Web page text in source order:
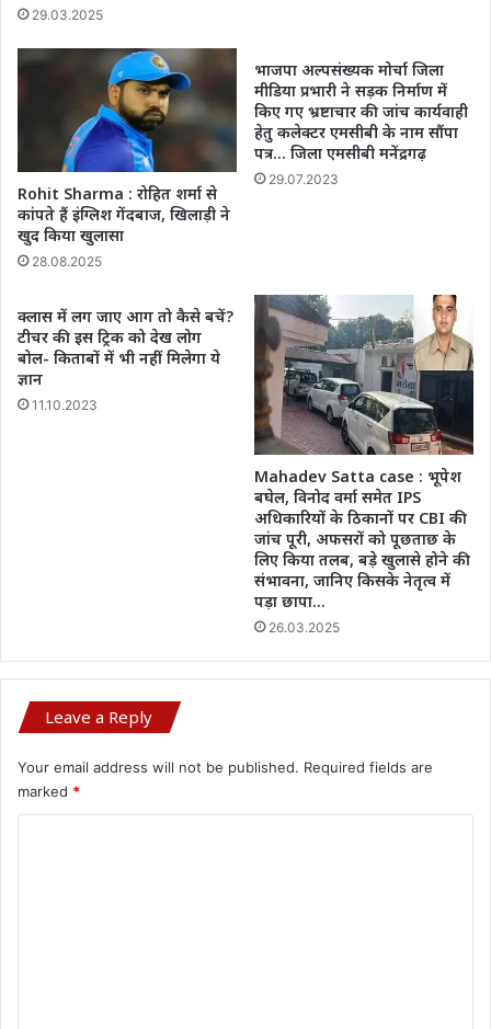
29.03.2025
Rohit Sharma : रोहित शर्मा से
कांपते हैं इंग्लिश गेंदबाज, खिलाड़ी ने
खुद किया खुलासा
28.08.2025
भाजपा अल्पसंख्यक मोर्चा जिला
मीडिया प्रभारी ने सड़क निर्माण में
किए गए भ्रष्टाचार की जांच कार्यवाही
हेतु कलेक्टर एमसीबी के नाम सौंपा
पत्र… जिला एमसीबी मनेंद्रगढ़
29.07.2023
क्लास में लग जाए आग तो कैसे बचें?
टीचर की इस ट्रिक को देख लोग
बोल- किताबों में भी नहीं मिलेगा ये
ज्ञान
11.10.2023
Mahadev Satta case : भूपेश
बघेल, विनोद वर्मा समेत IPS
अधिकारियों के ठिकानों पर CBI की
जांच पूरी, अफसरों को पूछताछ के
लिए किया तलब, बड़े खुलासे होने की
संभावना, जानिए किसके नेतृत्व में
पड़ा छापा…
26.03.2025
Leave a Reply
Your email address will not be published. Required fields are
marked *